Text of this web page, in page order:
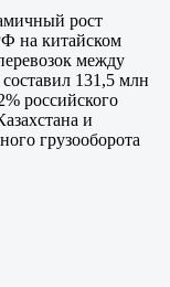
рост
на китайском
между
131,5 млн
российского
и
грузооборота